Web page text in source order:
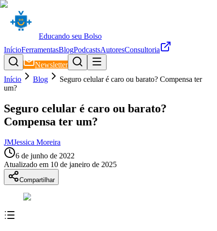
Educando seu Bolso
InícioFerramentasBlogPodcastsAutoresConsultoria
Newsletter
Início
Blog
Seguro celular é caro ou barato? Compensa ter
um?
Seguro celular é caro ou barato?
Compensa ter um?
JMJessica Moreira
6 de junho de 2022
Atualizado em 10 de janeiro de 2025
Compartilhar